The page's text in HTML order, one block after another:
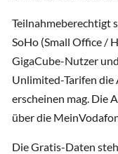
Teilnahmeberechtigt
SoHo (Small Office /
GigaCube-Nutzer
Unlimited-Tarifen die
erscheinen mag. Die
über die
Die Gratis-Daten